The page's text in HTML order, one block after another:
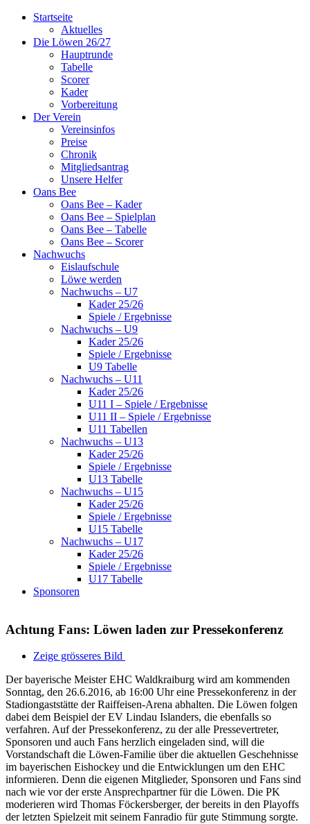
Startseite
Aktuelles
Die Löwen 26/27
Hauptrunde
Tabelle
Scorer
Kader
Vorbereitung
Der Verein
Vereinsinfos
Preise
Chronik
Mitgliedsantrag
Unsere Helfer
Oans Bee
Oans Bee – Kader
Oans Bee – Spielplan
Oans Bee – Tabelle
Oans Bee – Scorer
Nachwuchs
Eislaufschule
Löwe werden
Nachwuchs – U7
Kader 25/26
Spiele / Ergebnisse
Nachwuchs – U9
Kader 25/26
Spiele / Ergebnisse
U9 Tabelle
Nachwuchs – U11
Kader 25/26
U11 I – Spiele / Ergebnisse
U11 II – Spiele / Ergebnisse
U11 Tabellen
Nachwuchs – U13
Kader 25/26
Spiele / Ergebnisse
U13 Tabelle
Nachwuchs – U15
Kader 25/26
Spiele / Ergebnisse
U15 Tabelle
Nachwuchs – U17
Kader 25/26
Spiele / Ergebnisse
U17 Tabelle
Sponsoren
Achtung Fans: Löwen laden zur Pressekonferenz
Zeige grösseres Bild
Der bayerische Meister EHC Waldkraiburg wird am kommenden
Sonntag, den 26.6.2016, ab 16:00 Uhr eine Pressekonferenz in der
Stadiongaststätte der Raiffeisen-Arena abhalten. Die Löwen folgen
dabei dem Beispiel der EV Lindau Islanders, die ebenfalls so
verfahren. Auf der Pressekonferenz, zu der alle Pressevertreter,
Sponsoren und auch Fans herzlich eingeladen sind, will die
Vorstandschaft die Löwen-Familie über die aktuellen Geschehnisse
im bayerischen Eishockey und die Entwicklungen um den EHC
informieren. Denn die eigenen Mitglieder, Sponsoren und Fans sind
nach wie vor der erste Ansprechpartner für die Löwen. Die PK
moderieren wird Thomas Föckersberger, der bereits in den Playoffs
der letzten Spielzeit mit seinem Fanradio für gute Stimmung sorgte.